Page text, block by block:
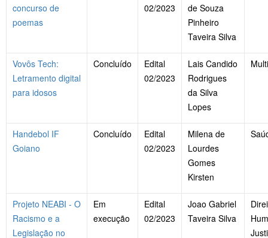
concurso de
poemas
02/2023
de Souza
Pinheiro
Taveira Silva
Vovôs Tech:
Letramento digital
para idosos
Concluído
Edital
02/2023
Lais Candido
Rodrigues
da Silva
Lopes
Handebol IF
Goiano
Concluído
Edital
02/2023
Milena de
Lourdes
Gomes
Kirsten
Projeto NEABI - O
Racismo e a
Legislação no
Em
execução
Edital
02/2023
Joao Gabriel
Taveira Silva